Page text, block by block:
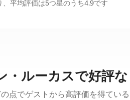
平均評価は5つ星のうち4.9です
・ルーカスで好評
点でゲストから高評価を得てい